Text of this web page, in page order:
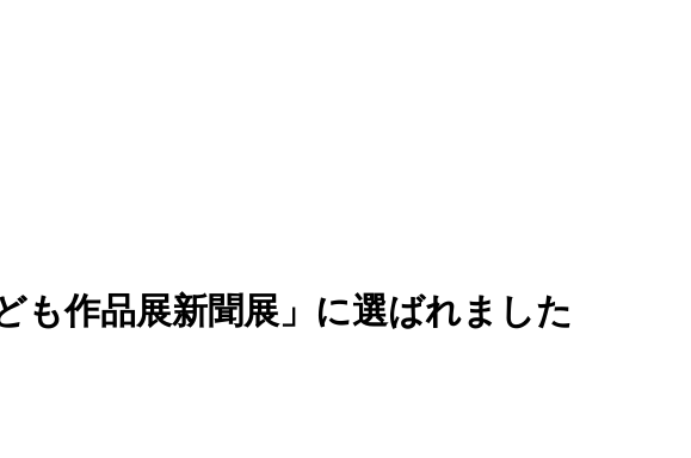
も作品展新聞展」に選ばれました